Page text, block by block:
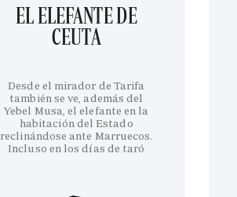
EL ELEFANTE DE
CEUTA
Desde el mirador de Tarifa
también se ve, además del
Yebel Musa, el elefante en la
habitación del Estado
reclinándose ante Marruecos.
Incluso en los días de taró